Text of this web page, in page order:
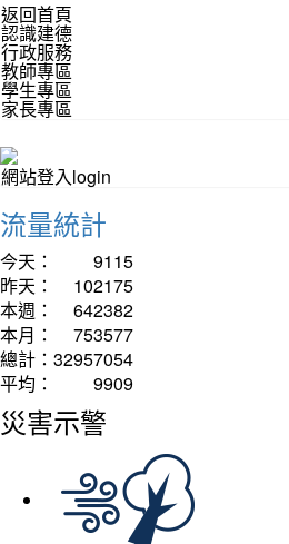
返回首頁
認識建德
行政服務
教師專區
學生專區
家長專區
網站登入login
流量統計
今天：
9115
昨天：
102175
本週：
642382
本月：
753577
總計： 32957054
平均：
9909
災害示警